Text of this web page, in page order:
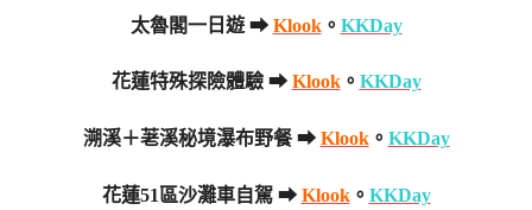
太魯閣一日遊 ➡ Klook。 KKDay
花蓮特殊探險體驗 ➡ Klook。 KKDay
溯溪＋荖溪秘境瀑布野餐 ➡ Klook。 KKDay
花蓮51區沙灘車自駕 ➡ Klook。 KKDay